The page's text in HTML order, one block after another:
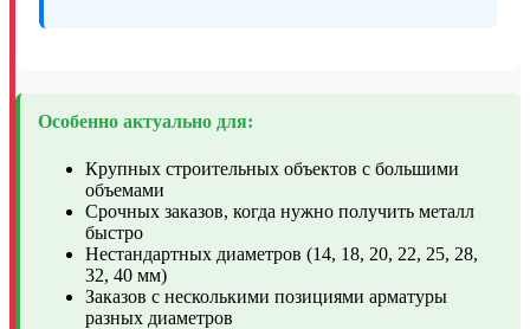
Особенно актуально для:
Крупных строительных объектов с большими
объемами
Срочных заказов, когда нужно получить металл
быстро
Нестандартных диаметров (14, 18, 20, 22, 25, 28,
32, 40 мм)
Заказов с несколькими позициями арматуры
разных диаметров